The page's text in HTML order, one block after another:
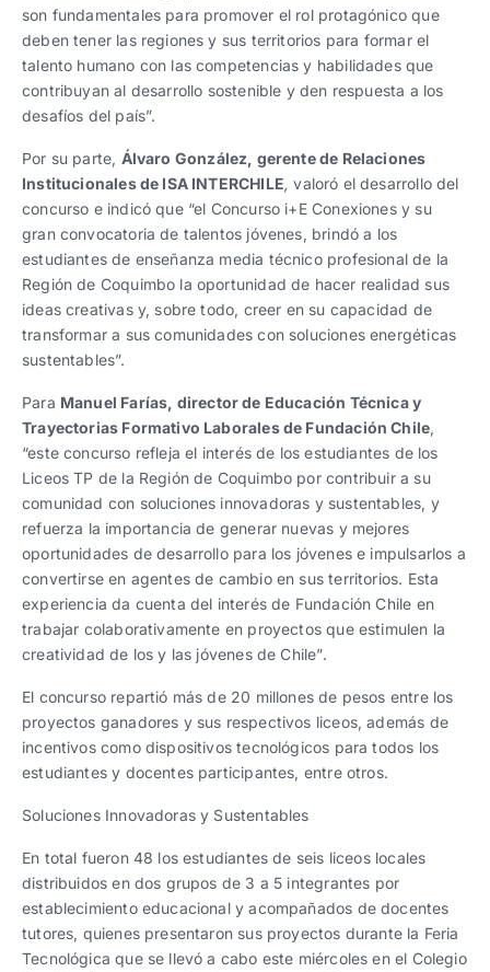
son fundamentales para promover el rol protagónico que
deben tener las regiones y sus territorios para formar el
talento humano con las competencias y habilidades que
contribuyan al desarrollo sostenible y den respuesta a los
desafíos del país”.
Por su parte, Álvaro González, gerente de Relaciones
Institucionales de ISA INTERCHILE,valoró el desarrollo del
concurso e indicó que “el Concurso i+E Conexiones y su
gran convocatoria de talentos jóvenes, brindó a los
estudiantes de enseñanza media técnico profesional de la
Región de Coquimbo la oportunidad de hacer realidad sus
ideas creativas y, sobre todo, creer en su capacidad de
transformar a sus comunidades con soluciones energéticas
sustentables”.
Para Manuel Farías, director de Educación Técnica y
Trayectorias Formativo Laborales de Fundación Chile,
“este concurso refleja el interés de los estudiantes de los
Liceos TP de la Región de Coquimbo por contribuir a su
comunidad con soluciones innovadoras y sustentables, y
refuerza la importancia de generar nuevas y mejores
oportunidades de desarrollo para los jóvenes e impulsarlos a
convertirse en agentes de cambio en sus territorios. Esta
experiencia da cuenta del interés de Fundación Chile en
trabajar colaborativamente en proyectos que estimulen la
creatividad de los y las jóvenes de Chile”.
El concurso repartió más de 20 millones de pesos entre los
proyectos ganadores y sus respectivos liceos, además de
incentivos como dispositivos tecnológicos para todos los
estudiantes y docentes participantes, entre otros.
Soluciones Innovadoras y Sustentables
En total fueron 48 los estudiantes de seis liceos locales
distribuidos en dos grupos de 3 a 5 integrantes por
establecimiento educacional y acompañados de docentes
tutores, quienes presentaron sus proyectos durante la Feria
Tecnológica que se llevó a cabo este miércoles en el Colegio